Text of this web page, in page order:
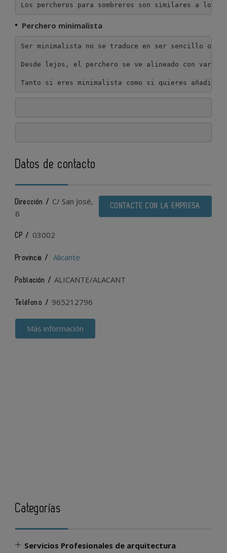
Los percheros para sombreros son similares a los
Perchero minimalista
Ser minimalista no se traduce en ser sencillo o
Desde lejos, el perchero se ve alineado con varias
Tanto si eres minimalista como si quieres añadir
Datos de contacto
CONTACTE CON LA EMPRESA
Dirección / C/ San José,
6
CP / 03002
Provincia / Alicante
Población / ALICANTE/ALACANT
Teléfono / 965212796
Más información
Categorías
Servicios Profesionales de arquitectura